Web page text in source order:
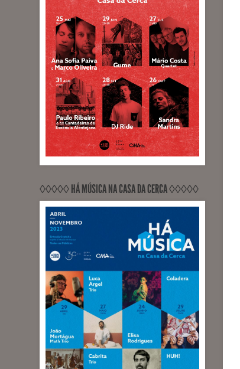
◊◊◊◊◊ HÁ MÚSICA NA CASA DA CERCA ◊◊◊◊◊